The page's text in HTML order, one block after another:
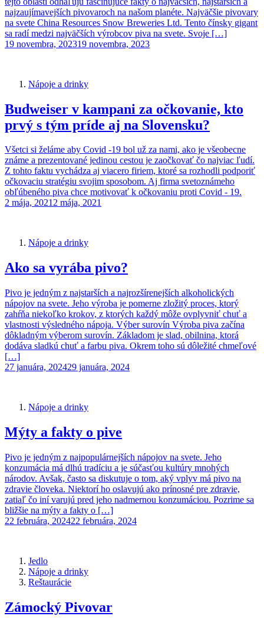
najzaujímavejších pivovaroch na našom planéte. Najväčšie pivovary
na svete China Resources Snow Breweries Ltd. Tento čínsky gigant
sa radí medzi najväčších výrobcov piva na svete. Svoje […]
19 novembra, 202319 novembra, 2023
Nápoje a drinky
Budweiser v kampani za očkovanie, kto
prvý s tým príde aj na Slovensku?
Všetci si želáme aby Covid -19 bol už za nami, ako je všeobecne
známe a prezentované jedinou cestou je zaočkovať čo najviac ľudí.
Z tohto faktu vychádza aj viacero firiem, ktoré sa rozhodli podporiť
očkovaciu stratégiu svojim sposobom. Aj firma svetoznámeho
obľúbeného piva chce motivovať k očkovaniu proti Covid - 19.
2 mája, 20212 mája, 2021
Nápoje a drinky
Ako sa vyrába pivo?
Pivo je jedným z najstarších a najrozšírenejších alkoholických
nápojov na svete. Jeho výroba je pomerne zložitý proces, ktorý
zahŕňa niekoľko krokov, z ktorých každý môže ovplyvniť chuť a
vlastnosti výsledného nápoja. Výber surovín Výroba piva začína
dôkladným výberom surovín. Základom je slad, obilnina, ktorá
dodáva sladkú chuť a farbu piva. Okrem toho sú dôležité chmeľové
[…]
27 januára, 202429 januára, 2024
Nápoje a drinky
Mýty a fakty o pive
Pivo je jedným z najpopulárnejších nápojov na svete. Jeho
konzumácia má dlhú tradíciu a je súčasťou kultúry mnohých
národov. Avšak, často sa diskutuje o tom, aký vplyv má pivo na
zdravie človeka. Niektorí ho oslavujú ako prínosné pre zdravie,
zatiaľ čo iní varujú pred jeho nadmernou konzumáciou. Pozrime sa
bližšie na mýty a fakty o […]
22 februára, 202422 februára, 2024
Jedlo
Nápoje a drinky
Reštaurácie
Zámocký Pivovar